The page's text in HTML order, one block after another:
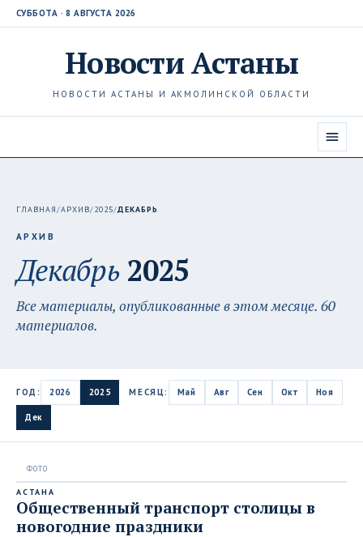
СУББОТА · 8 АВГУСТА 2026
НовостиАстаны
НОВОСТИ АСТАНЫ И АКМОЛИНСКОЙ ОБЛАСТИ
ГЛАВНАЯ/АРХИВ/2025/ДЕКАБРЬ
АРХИВ
Декабрь2025
Все материалы, опубликованные в этом месяце. 60
материалов.
ГОД: 2026 2025 МЕСЯЦ: Май Авг Сен Окт Ноя
Дек
АСТАНА
Общественный транспорт столицы в
новогодние праздники